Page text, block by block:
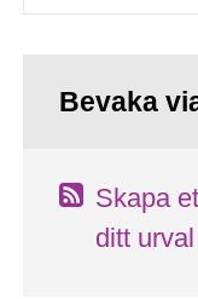
Bevaka
Skapa
ditt